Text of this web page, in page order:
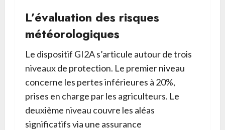
L’évaluation des risques
météorologiques
Le dispositif GI2A s’articule autour de trois
niveaux de protection. Le premier niveau
concerne les pertes inférieures à 20%,
prises en charge par les agriculteurs. Le
deuxième niveau couvre les aléas
significatifs via une assurance